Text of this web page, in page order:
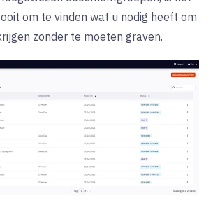
om te vinden wat u nodig heeft om
zonder te moeten graven.